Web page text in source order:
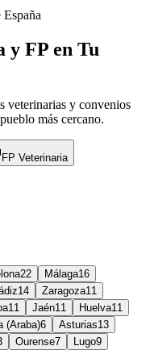
y FP en Tu
veterinarias y convenios
más cercano.
FP Veterinaria
22 Málaga16
14 Zaragoza11
11 Jaén11 Huelva11
(Araba)6 Asturias13
Ourense7 Lugo9